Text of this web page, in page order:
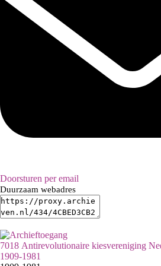
Doorsturen per email
Duurzaam webadres
7018 Antirevolutionaire kiesvereniging
1909-1981